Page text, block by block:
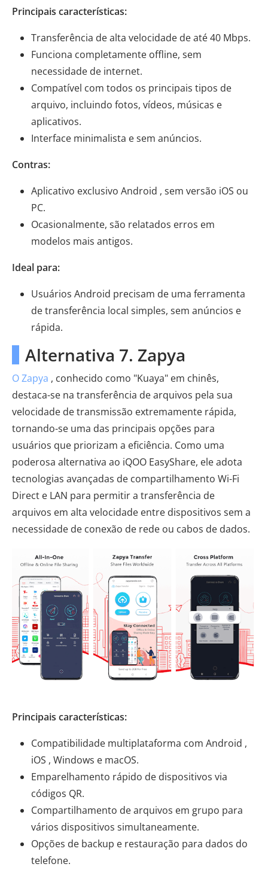
Principais características:
Transferência de alta velocidade de até 40 Mbps.
Funciona completamente offline, sem
necessidade de internet.
Compatível com todos os principais tipos de
arquivo, incluindo fotos, vídeos, músicas e
aplicativos.
Interface minimalista e sem anúncios.
Contras:
Aplicativo exclusivo Android , sem versão iOS ou
PC.
Ocasionalmente, são relatados erros em
modelos mais antigos.
Ideal para:
Usuários Android precisam de uma ferramenta
de transferência local simples, sem anúncios e
rápida.
Alternativa 7. Zapya
O Zapya , conhecido como "Kuaya" em chinês,
destaca-se na transferência de arquivos pela sua
velocidade de transmissão extremamente rápida,
tornando-se uma das principais opções para
usuários que priorizam a eficiência. Como uma
poderosa alternativa ao iQOO EasyShare, ele adota
tecnologias avançadas de compartilhamento Wi-Fi
Direct e LAN para permitir a transferência de
arquivos em alta velocidade entre dispositivos sem a
necessidade de conexão de rede ou cabos de dados.
Principais características:
Compatibilidade multiplataforma com Android ,
iOS , Windows e macOS.
Emparelhamento rápido de dispositivos via
códigos QR.
Compartilhamento de arquivos em grupo para
vários dispositivos simultaneamente.
Opções de backup e restauração para dados do
telefone.